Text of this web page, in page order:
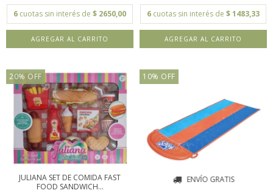
6 cuotas sin interés de $ 2650,00
AGREGAR AL CARRITO
6 cuotas sin interés de $ 1483,33
20% OFF
JULIANA SET DE COMIDA FAST
FOOD SANDWICH...
10% OFF
ENVÍO GRATIS